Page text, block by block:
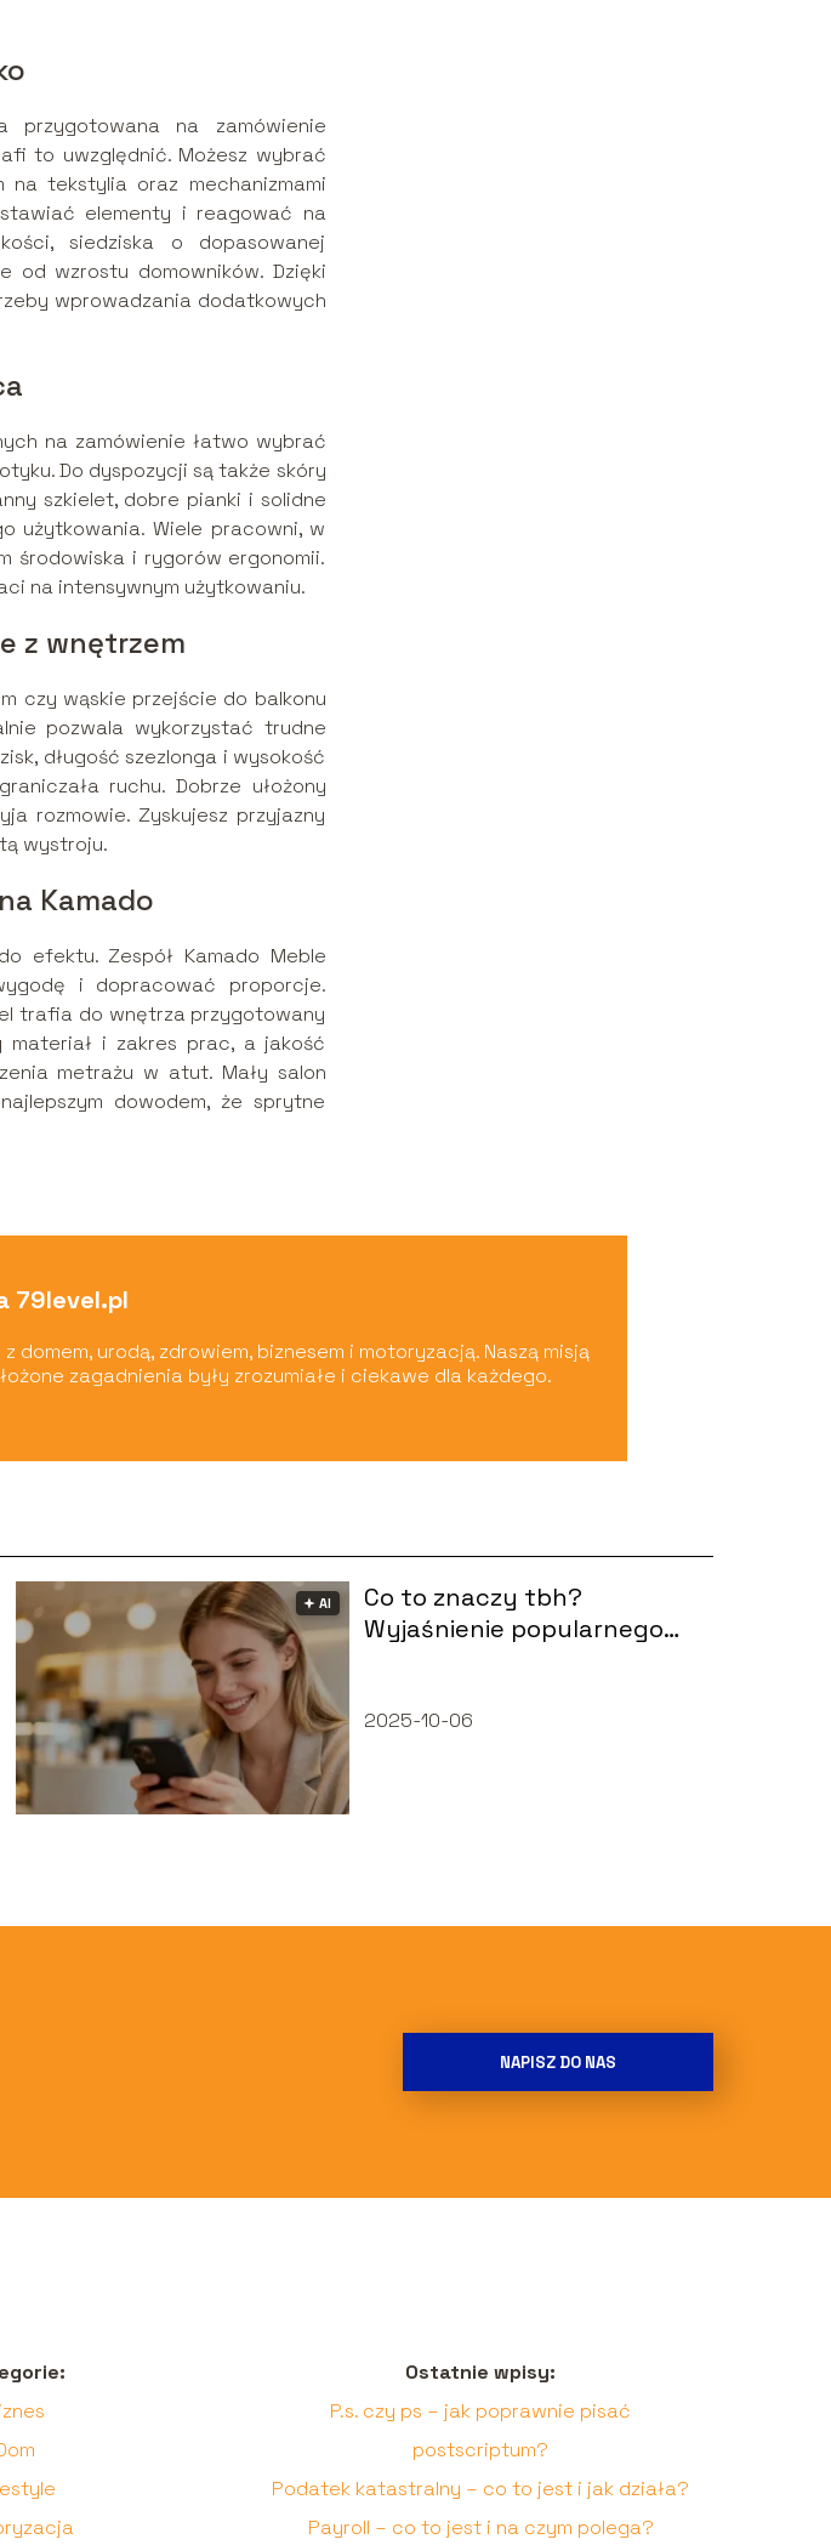
przygotowana na zamówienie
to uwzględnić. Możesz wybrać
na tekstylia oraz mechanizmami
elementy i reagować na
siedziska o dopasowanej
od wzrostu domowników. Dzięki
wprowadzania dodatkowych
na zamówienie łatwo wybrać
Do dyspozycji są także skóry
szkielet, dobre pianki i solidne
użytkowania. Wiele pracowni, w
środowiska i rygorów ergonomii.
na intensywnym użytkowaniu.
z wnętrzem
czy wąskie przejście do balkonu
pozwala wykorzystać trudne
długość szezlonga i wysokość
ruchu. Dobrze ułożony
rozmowie. Zyskujesz przyjazny
wystroju.
Kamado
efektu. Zespół Kamado Meble
i dopracować proporcje.
trafia do wnętrza przygotowany
materiał i zakres prac, a jakość
metrażu w atut. Mały salon
dowodem, że sprytne
79level.pl
urodą, zdrowiem, biznesem i motoryzacją. Naszą misją
zagadnienia były zrozumiałe i ciekawe dla każdego.
🟅 AI
Co to znaczy tbh?
Wyjaśnienie popularnego
2025-10-06
NAPISZ DO NAS
Ostatnie wpisy:
P.s. czy ps – jak poprawnie pisać
postscriptum?
Podatek katastralny – co to jest i jak działa?
Payroll – co to jest i na czym polega?